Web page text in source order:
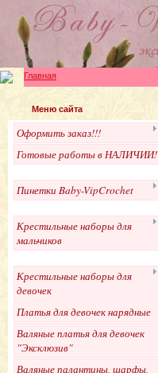
Главная
Меню сайта
Оформить заказ!!!
Готовые работы в НАЛИЧИИ!
Пинетки Baby-VipCrochet
Крестильные наборы для
мальчиков
Крестильные наборы для
девочек
Платья для девочек нарядные
Валяные платья для девочек
"Эксклюзив"
Валяные палантины, шарфы,